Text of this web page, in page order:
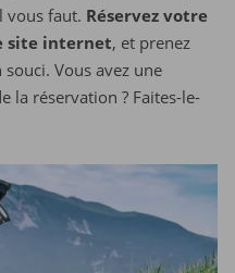
vous faut. Réservez votre
site internet, et prenez
Vous avez une
la réservation ? Faites-le-